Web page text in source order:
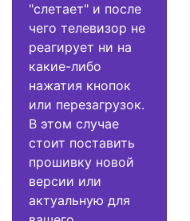
"слетает" и после
чего телевизор не
реагирует ни на
какие-либо
нажатия кнопок
или перезагрузок.
В этом случае
стоит поставить
прошивку новой
версии или
актуальную для